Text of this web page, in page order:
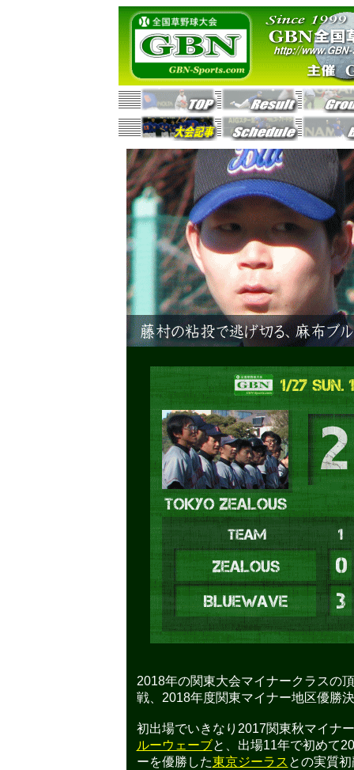
2018年の関東大会マイナークラスの
戦、2018年度関東マイナー地区優勝
初出場でいきなり2017関東秋マイナ
ルーウェーブと、出場11年で初めて
ーを優勝した東京ジーラス との実質